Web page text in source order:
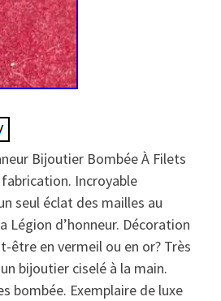
Bijoutier Bombée À Filets
Incroyable
seul éclat des mailles au
Légion d’honneur. Décoration
être en vermeil ou en or? Très
bijoutier ciselé à la main.
bombée. Exemplaire de luxe